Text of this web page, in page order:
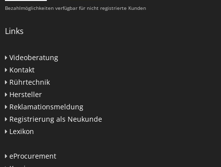
Bezahlmöglichkeiten verfügbar für nicht registrierte Kunden
Links
Videoberatung
Kontakt
Rührtechnik
Hersteller
Reklamationsmeldung
Registrierung als Neukunde
Lexikon
eProcurement